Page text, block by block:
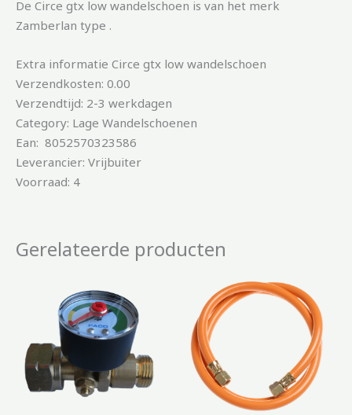
De Circe gtx low wandelschoen is van het merk
Zamberlan type .
Extra informatie Circe gtx low wandelschoen
Verzendkosten: 0.00
Verzendtijd: 2-3 werkdagen
Category: Lage Wandelschoenen
Ean: 8052570323586
Leverancier: Vrijbuiter
Voorraad: 4
Gerelateerde producten